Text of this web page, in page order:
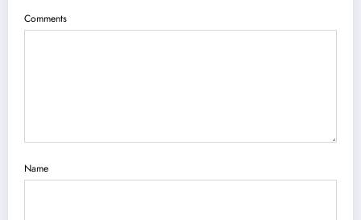
Comments
Name